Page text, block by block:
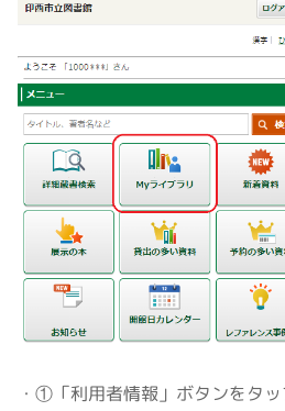
・①「利用者情報」ボタンをタ